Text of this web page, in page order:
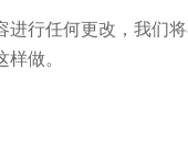
行任何更改，我们将
做。